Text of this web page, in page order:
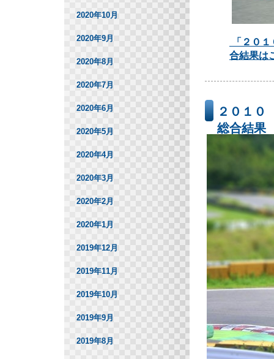
「２０
合結果は
２０１０
総合結果
2020年10月
2020年9月
2020年8月
2020年7月
2020年6月
2020年5月
2020年4月
2020年3月
2020年2月
2020年1月
2019年12月
2019年11月
2019年10月
2019年9月
2019年8月